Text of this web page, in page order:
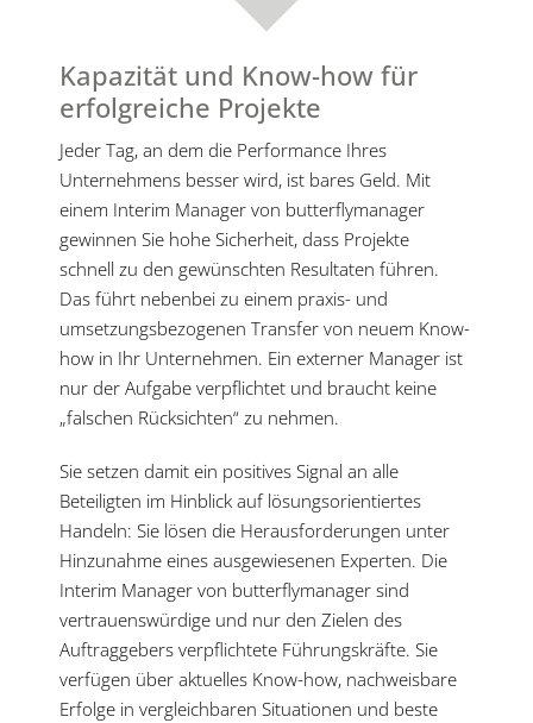
Kapazität und Know-how für
erfolgreiche Projekte
Jeder Tag, an dem die Performance Ihres
Unternehmens besser wird, ist bares Geld. Mit
einem Interim Manager von butterflymanager
gewinnen Sie hohe Sicherheit, dass Projekte
schnell zu den gewünschten Resultaten führen.
Das führt nebenbei zu einem praxis- und
umsetzungsbezogenen Transfer von neuem Know-
how in Ihr Unternehmen. Ein externer Manager ist
nur der Aufgabe verpflichtet und braucht keine
„falschen Rücksichten“ zu nehmen.
Sie setzen damit ein positives Signal an alle
Beteiligten im Hinblick auf lösungsorientiertes
Handeln: Sie lösen die Herausforderungen unter
Hinzunahme eines ausgewiesenen Experten. Die
Interim Manager von butterflymanager sind
vertrauenswürdige und nur den Zielen des
Auftraggebers verpflichtete Führungskräfte. Sie
verfügen über aktuelles Know-how, nachweisbare
Erfolge in vergleichbaren Situationen und beste